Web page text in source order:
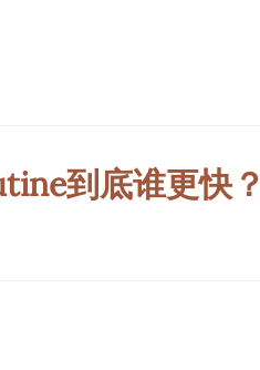
到底谁更快？